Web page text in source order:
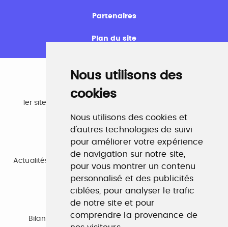
Nous utilisons des
cookies
Nous utilisons des cookies et
d'autres technologies de suivi
pour améliorer votre expérience
de navigation sur notre site,
pour vous montrer un contenu
personnalisé et des publicités
ciblées, pour analyser le trafic
de notre site et pour
comprendre la provenance de
Partenaires
Plan du site
Emploi
1er site emploi du secteur culturel 784.000 visites et
www.profilculture.com
Formation
Actualités, guide et annuaire des formations aux métiers
de la culture.
www.profilculture-formation.com
Accompagnement professionnel
Bilan de compétences, coaching, techniques de